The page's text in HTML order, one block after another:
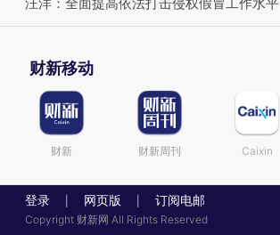
财新移动
财新 财新周刊 Caixin
登录 网页版 订阅电邮
Copyright 财新网 All Rights Reserved